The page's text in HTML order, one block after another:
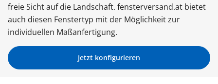
Sonnenschutz
Zäune & Tore
freie Sicht auf die Landschaft. fensterversand.at bietet
auch diesen Fenstertyp mit der Möglichkeit zur
individuellen Maßanfertigung.
Jetzt konfigurieren